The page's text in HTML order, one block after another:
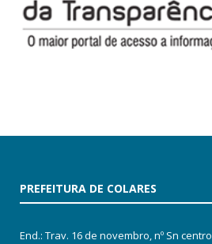
PREFEITURA DE COLARES
End.: Trav. 16 de novembro, nº Sn centro